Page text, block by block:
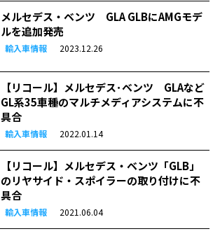
メルセデス・ベンツ GLA GLBにAMGモデ
ルを追加発売
輸入車情報 2023.12.26
【リコール】メルセデス･ベンツ GLAなど
GL系35車種のマルチメディアシステムに不
具合
輸入車情報 2022.01.14
【リコール】メルセデス・ベンツ「GLB」
のリヤサイド・スポイラーの取り付けに不
具合
輸入車情報 2021.06.04